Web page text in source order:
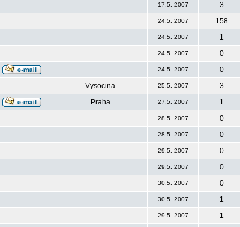
17.5. 2007
3
24.5. 2007
158
24.5. 2007
1
24.5. 2007
0
24.5. 2007
0
Vysocina 25.5. 2007
3
Praha 27.5. 2007
1
28.5. 2007
0
28.5. 2007
0
29.5. 2007
0
29.5. 2007
0
30.5. 2007
0
30.5. 2007
1
29.5. 2007
1